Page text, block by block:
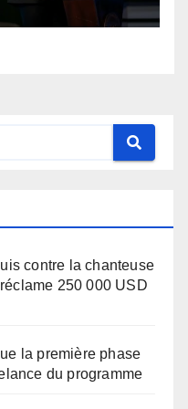
contre la chanteuse
250 000 USD
la première phase
du programme